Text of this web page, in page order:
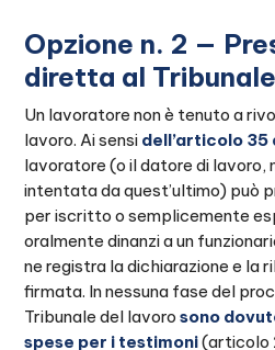
Opzione n. 2 —
diretta al
Un lavoratore non è tenuto a
lavoro. Ai sensi dell’articolo 35
lavoratore (o il datore di lavoro,
intentata da quest’ultimo) può
per iscritto o semplicemente
oralmente dinanzi a un
ne registra la dichiarazione e la
firmata. In nessuna fase del
Tribunale del lavorosono
spese per i testimoni(articolo